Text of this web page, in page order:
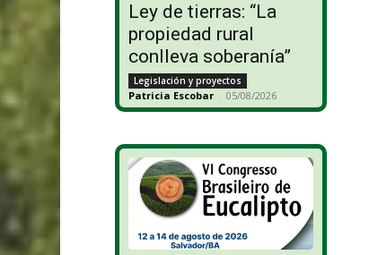
Ley de tierras: “La
propiedad rural
conlleva soberanía”
Legislación y proyectos
Patricia Escobar - 05/08/2026